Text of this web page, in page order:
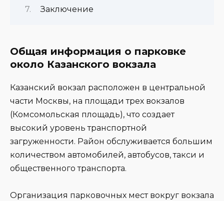
Заключение
Общая информация о парковке
около Казанского вокзала
Казанский вокзал расположен в центральной
части Москвы, на площади трех вокзалов
(Комсомольская площадь), что создает
высокий уровень транспортной
загруженности. Район обслуживается большим
количеством автомобилей, автобусов, такси и
общественного транспорта.
Организация парковочных мест вокруг вокзала